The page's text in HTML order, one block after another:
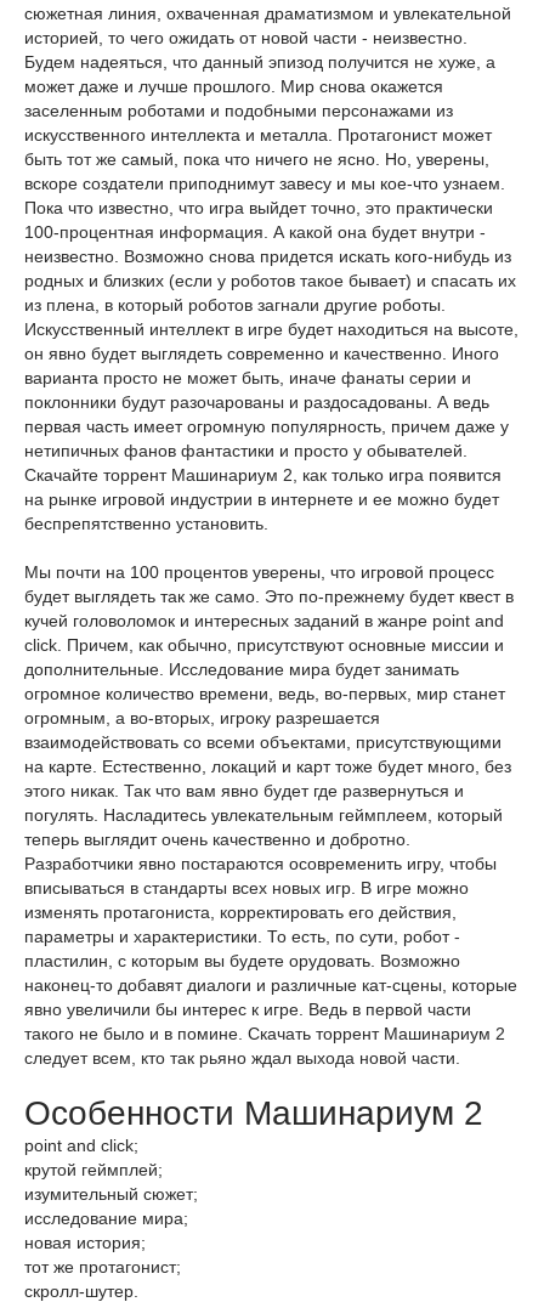
сюжетная линия, охваченная драматизмом и увлекательной
историей, то чего ожидать от новой части - неизвестно.
Будем надеяться, что данный эпизод получится не хуже, а
может даже и лучше прошлого. Мир снова окажется
заселенным роботами и подобными персонажами из
искусственного интеллекта и металла. Протагонист может
быть тот же самый, пока что ничего не ясно. Но, уверены,
вскоре создатели приподнимут завесу и мы кое-что узнаем.
Пока что известно, что игра выйдет точно, это практически
100-процентная информация. А какой она будет внутри -
неизвестно. Возможно снова придется искать кого-нибудь из
родных и близких (если у роботов такое бывает) и спасать их
из плена, в который роботов загнали другие роботы.
Искусственный интеллект в игре будет находиться на высоте,
он явно будет выглядеть современно и качественно. Иного
варианта просто не может быть, иначе фанаты серии и
поклонники будут разочарованы и раздосадованы. А ведь
первая часть имеет огромную популярность, причем даже у
нетипичных фанов фантастики и просто у обывателей.
Скачайте торрент Машинариум 2, как только игра появится
на рынке игровой индустрии в интернете и ее можно будет
беспрепятственно установить.
Мы почти на 100 процентов уверены, что игровой процесс
будет выглядеть так же само. Это по-прежнему будет квест в
кучей головоломок и интересных заданий в жанре point and
click. Причем, как обычно, присутствуют основные миссии и
дополнительные. Исследование мира будет занимать
огромное количество времени, ведь, во-первых, мир станет
огромным, а во-вторых, игроку разрешается
взаимодействовать со всеми объектами, присутствующими
на карте. Естественно, локаций и карт тоже будет много, без
этого никак. Так что вам явно будет где развернуться и
погулять. Насладитесь увлекательным геймплеем, который
теперь выглядит очень качественно и добротно.
Разработчики явно постараются осовременить игру, чтобы
вписываться в стандарты всех новых игр. В игре можно
изменять протагониста, корректировать его действия,
параметры и характеристики. То есть, по сути, робот -
пластилин, с которым вы будете орудовать. Возможно
наконец-то добавят диалоги и различные кат-сцены, которые
явно увеличили бы интерес к игре. Ведь в первой части
такого не было и в помине. Скачать торрент Машинариум 2
следует всем, кто так рьяно ждал выхода новой части.
Особенности Машинариум 2
point and click;
крутой геймплей;
изумительный сюжет;
исследование мира;
новая история;
тот же протагонист;
скролл-шутер.